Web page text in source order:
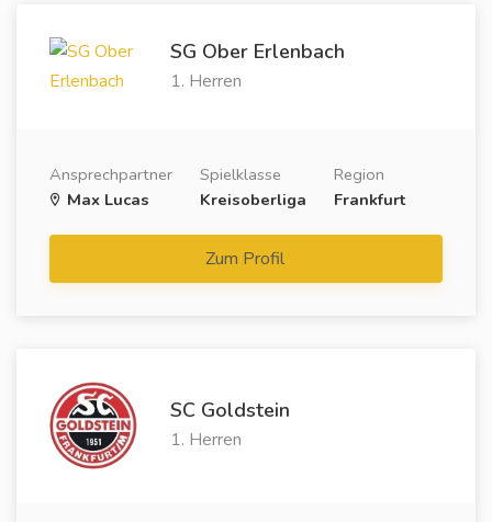
SG Ober Erlenbach
1. Herren
Ansprechpartner
Max Lucas
Spielklasse
Kreisoberliga
Region
Frankfurt
Zum Profil
SC Goldstein
1. Herren